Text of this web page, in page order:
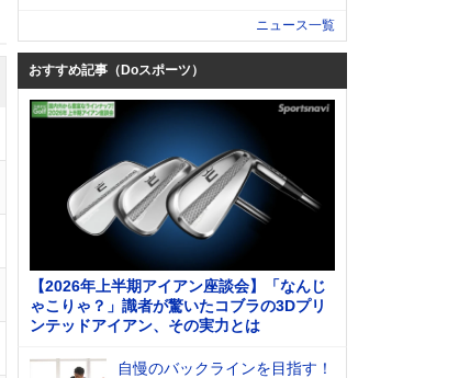
ニュース一覧
おすすめ記事（Doスポーツ）
【2026年上半期アイアン座談会】「なんじ
ゃこりゃ？」識者が驚いたコブラの3Dプリ
ンテッドアイアン、その実力とは
自慢のバックラインを目指す！